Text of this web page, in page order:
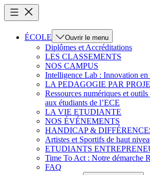
ÉCOLE Ouvrir le menu
Diplômes et Accréditations
LES CLASSEMENTS
NOS CAMPUS
Intelligence Lab : Innovation en
LA PEDAGOGIE PAR
Ressources numériques et
aux étudiants de l’ECE
LA VIE ETUDIANTE
NOS ÉVÉNEMENTS
HANDICAP &
Artistes et Sportifs de haut
ETUDIANTS
Time To Act : Notre démarche
FAQ